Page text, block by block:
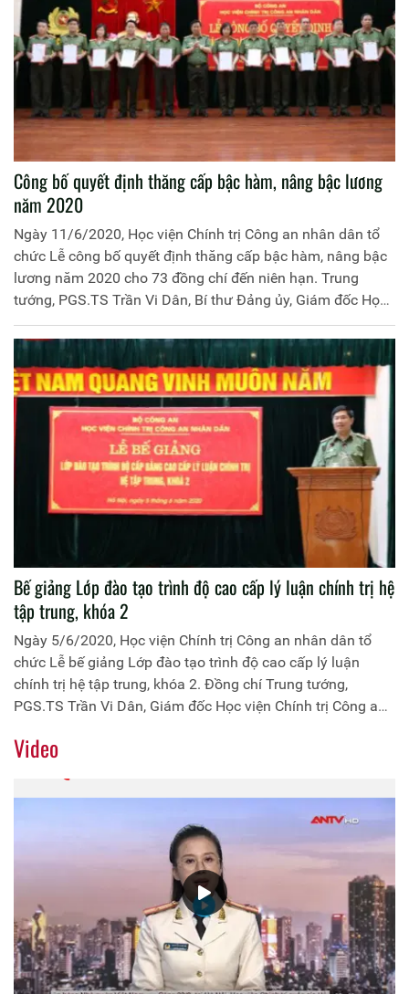
Công bố quyết định thăng cấp bậc hàm, nâng bậc lương
năm 2020
Ngày 11/6/2020, Học viện Chính trị Công an nhân dân tổ
chức Lễ công bố quyết định thăng cấp bậc hàm, nâng bậc
lương năm 2020 cho 73 đồng chí đến niên hạn. Trung
tướng, PGS.TS Trần Vi Dân, Bí thư Đảng ủy, Giám đốc Học
viện chủ trì buổi Lễ.
Bế giảng Lớp đào tạo trình độ cao cấp lý luận chính trị hệ
tập trung, khóa 2
Ngày 5/6/2020, Học viện Chính trị Công an nhân dân tổ
chức Lễ bế giảng Lớp đào tạo trình độ cao cấp lý luận
chính trị hệ tập trung, khóa 2. Đồng chí Trung tướng,
PGS.TS Trần Vi Dân, Giám đốc Học viện Chính trị Công an
Video